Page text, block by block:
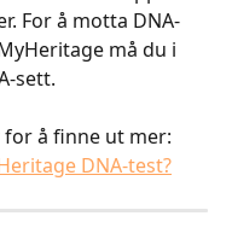
For å motta DNA-
må du i
sett.
å finne ut mer:
DNA-test?